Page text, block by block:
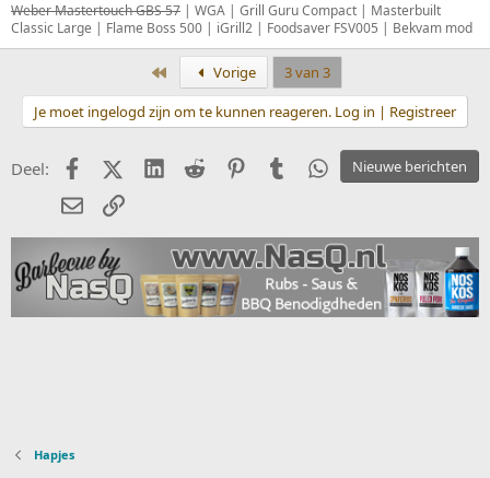
Weber Mastertouch GBS 57 | WGA | Grill Guru Compact | Masterbuilt
Classic Large | Flame Boss 500 | iGrill2 | Foodsaver FSV005 | Bekvam mod
Eerste Vorige
3 van 3
Je moet ingelogd zijn om te kunnen reageren. Log in | Registreer
Nieuwe berichten
Deel: FacebookX (Twitter)
LinkedIn
Reddit PinterestTumblrWhatsApp
E-mailkoppeling
Hapjes